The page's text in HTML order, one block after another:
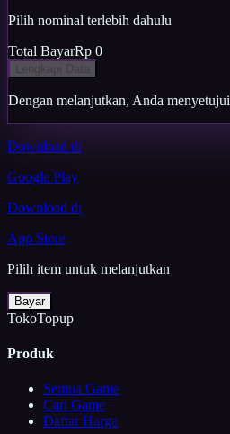
Pilih nominal terlebih dahulu
Total BayarRp 0
Dengan melanjutkan, Anda menyetujui
Download di
Google Play
Download di
App Store
Pilih item untuk melanjutkan
Bayar
TokoTopup
Produk
Semua Game
Cari Game
Daftar Harga